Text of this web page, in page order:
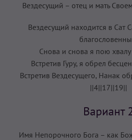
Вездесущий – отец и мать
Вездесущий находится в Сат
Снова и снова я пою
Встретив Гуру, я обрел
Встретив Вездесущего, Нанак
||4||17||19||
Вариант
Имя Непорочного Бога – как